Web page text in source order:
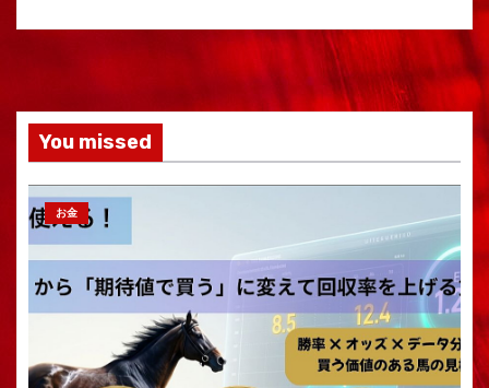
You missed
お金